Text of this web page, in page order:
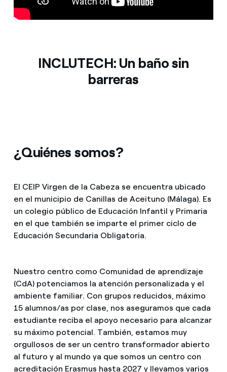
Prensa
INCLUTECH: Un baño sin
barreras
¿Quiénes somos?
El CEIP Virgen de la Cabeza se encuentra ubicado
en el municipio de Canillas de Aceituno (Málaga). Es
un colegio público de Educación Infantil y Primaria
en el que también se imparte el primer ciclo de
Educación Secundaria Obligatoria.
Nuestro centro como Comunidad de aprendizaje
(CdA) potenciamos la atención personalizada y el
ambiente familiar. Con grupos reducidos, máximo
15 alumnos/as por clase, nos aseguramos que cada
estudiante reciba el apoyo necesario para alcanzar
su máximo potencial. También, estamos muy
orgullosos de ser un centro transformador abierto
al futuro y al mundo ya que somos un centro con
acreditación Erasmus hasta 2027 y llevamos varios